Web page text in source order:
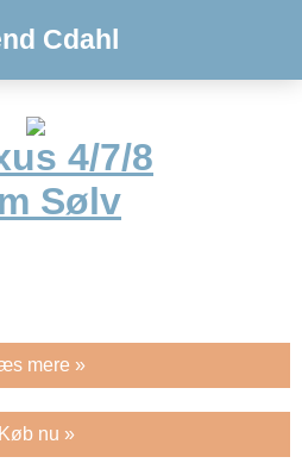
Cdahl
4/7/8
Sølv
mere »
Køb nu »